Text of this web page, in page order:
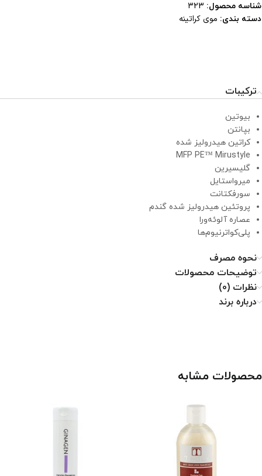
شناسه محصول: 323
دسته بندی: موی کراتینه
ترکیبات
بیوتین
بپانتن
کراتین هیدرولیز شده
MFP PE™ Mirustyle
گلیسیرین
میرواستایل
سورفکتانت
پروتئین هیدرولیز شده گندم
عصاره آلوئه‌ورا
پلی‌کواترنیوم‌ها
نحوه مصرف
توضیحات محصولات
نظرات (0)
درباره برند
محصولات مشابه